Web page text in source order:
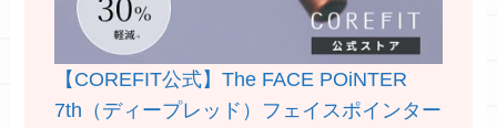
【COREFIT公式】The FACE POiNTER
7th（ディープレッド）フェイスポインター